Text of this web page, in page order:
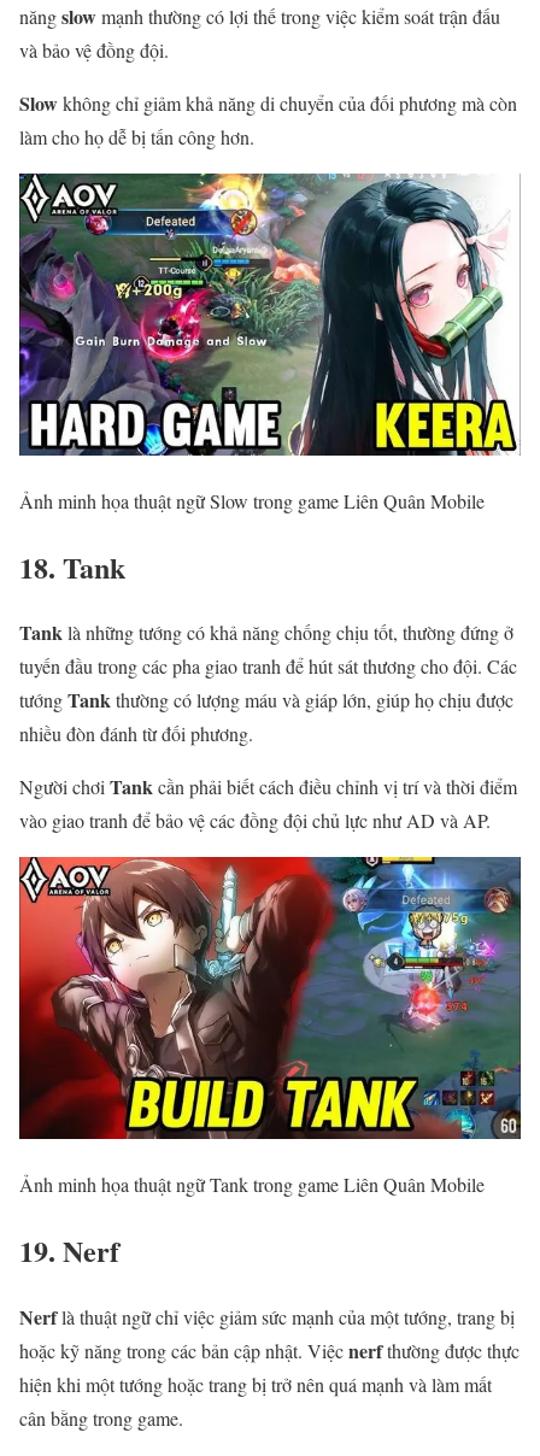
năngslowmạnh thường có lợi thế trong việc kiểm soát trận đấu
và bảo vệ đồng đội.
Slowkhông chỉ giảm khả năng di chuyển của đối phương mà còn
làm cho họ dễ bị tấn công hơn.
Ảnh minh họa thuật ngữ Slow trong game Liên Quân Mobile
18. Tank
Tanklà những tướng có khả năng chống chịu tốt, thường đứng ở
tuyến đầu trong các pha giao tranh để hút sát thương cho đội. Các
tướngTankthường có lượng máu và giáp lớn, giúp họ chịu được
nhiều đòn đánh từ đối phương.
Người chơiTankcần phải biết cách điều chỉnh vị trí và thời điểm
vào giao tranh để bảo vệ các đồng đội chủ lực như AD và AP.
Ảnh minh họa thuật ngữ Tank trong game Liên Quân Mobile
19. Nerf
Nerflà thuật ngữ chỉ việc giảm sức mạnh của một tướng, trang bị
hoặc kỹ năng trong các bản cập nhật. Việcnerfthường được thực
hiện khi một tướng hoặc trang bị trở nên quá mạnh và làm mất
cân bằng trong game.